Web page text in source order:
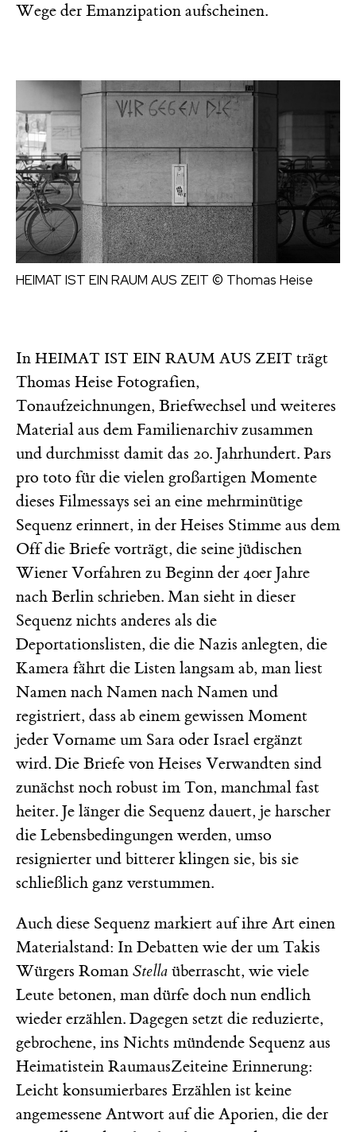
Wege der Emanzipation aufscheinen.
HEIMAT IST EIN RAUM AUS ZEIT © Thomas Heise
In HEIMAT IST EIN RAUM AUS ZEIT trägt
Thomas Heise Fotografien,
Tonaufzeichnungen, Briefwechsel und weiteres
Material aus dem Familienarchiv zusammen
und durchmisst damit das 20. Jahrhundert. Pars
pro toto für die vielen großartigen Momente
dieses Filmessays sei an eine mehrminütige
Sequenz erinnert, in der Heises Stimme aus dem
Off die Briefe vorträgt, die seine jüdischen
Wiener Vorfahren zu Beginn der 40er Jahre
nach Berlin schrieben. Man sieht in dieser
Sequenz nichts anderes als die
Deportationslisten, die die Nazis anlegten, die
Kamera fährt die Listen langsam ab, man liest
Namen nach Namen nach Namen und
registriert, dass ab einem gewissen Moment
jeder Vorname um Sara oder Israel ergänzt
wird. Die Briefe von Heises Verwandten sind
zunächst noch robust im Ton, manchmal fast
heiter. Je länger die Sequenz dauert, je harscher
die Lebensbedingungen werden, umso
resignierter und bitterer klingen sie, bis sie
schließlich ganz verstummen.
Auch diese Sequenz markiert auf ihre Art einen
Materialstand: In Debatten wie der um Takis
Würgers Roman Stella überrascht, wie viele
Leute betonen, man dürfe doch nun endlich
wieder erzählen. Dagegen setzt die reduzierte,
gebrochene, ins Nichts mündende Sequenz aus
Heimatistein RaumausZeiteine Erinnerung:
Leicht konsumierbares Erzählen ist keine
angemessene Antwort auf die Aporien, die der